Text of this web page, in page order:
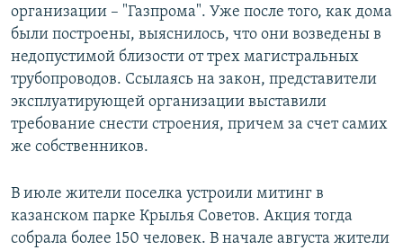
организации – "Газпрома". Уже после того, как дома
были построены, выяснилось, что они возведены в
недопустимой близости от трех магистральных
трубопроводов. Ссылаясь на закон, представители
эксплуатирующей организации выставили
требование снести строения, причем за счет самих
же собственников.
В июле жители поселка устроили митинг в
казанском парке Крылья Советов. Акция тогда
собрала более 150 человек. В начале августа жители